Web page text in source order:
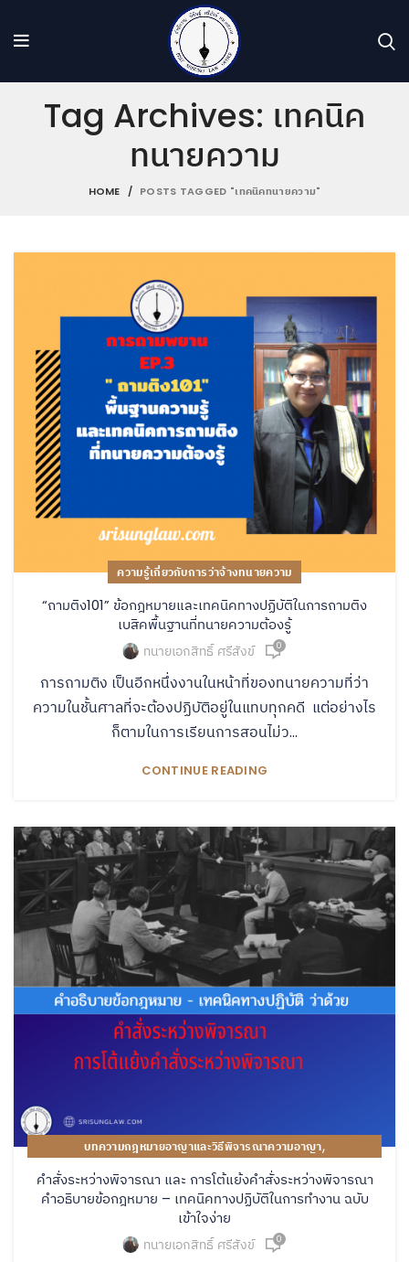
Tag Archives: เทคนิค
ทนายความ
HOME POSTS TAGGED "เทคนิคทนายความ"
ความรู้เกี่ยวกับการว่าจ้างทนายความ
“ถามติง101” ข้อกฎหมายและเทคนิคทางปฏิบัติในการถามติง
เบสิคพื้นฐานที่ทนายความต้องรู้
ทนายเอกสิทธิ์ ศรีสังข์ 0
การถามติง เป็นอีกหนึ่งงานในหน้าที่ของทนายความที่ว่า
ความในชั้นศาลที่จะต้องปฏิบัติอยู่ในแทบทุกคดี แต่อย่างไร
ก็ตามในการเรียนการสอนไม่ว...
CONTINUE READING
บทความกฎหมายอาญาและวิธีพิจารณาความอาญา,
บทความกฎหมายแพ่งและวิธีพิจารณาความแพ่ง
คู่มือปฏิบัติงานของทนายความ
คำสั่งระหว่างพิจารณา และ การโต้แย้งคำสั่งระหว่างพิจารณา
คำอธิบายข้อกฎหมาย – เทคนิคทางปฏิบัติในการทำงาน ฉบับ
เข้าใจง่าย
ทนายเอกสิทธิ์ ศรีสังข์ 0